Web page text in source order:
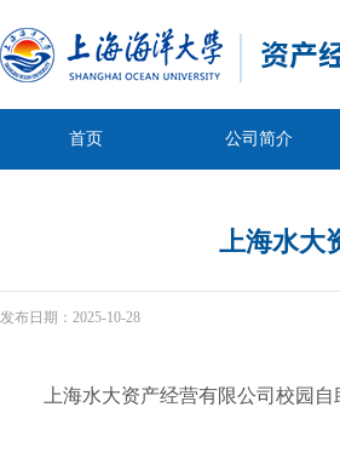
首页 公司简介
上海水大
发布日期： 2025-10-28
上海水大资产经营有限公司校园